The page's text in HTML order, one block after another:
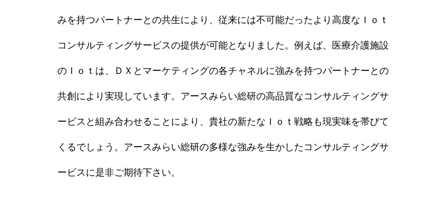
みを持つパートナーとの共生により、従来には不可能だったより高度なＩｏｔ
コンサルティングサービスの提供が可能となりました。例えば、医療介護施設
のＩｏｔは、ＤＸとマーケティングの各チャネルに強みを持つパートナーとの
共創により実現しています。アースみらい総研の高品質なコンサルティングサ
ービスと組み合わせることにより、貴社の新たなＩｏｔ戦略も現実味を帯びて
くるでしょう。アースみらい総研の多様な強みを生かしたコンサルティングサ
ービスに是非ご期待下さい。